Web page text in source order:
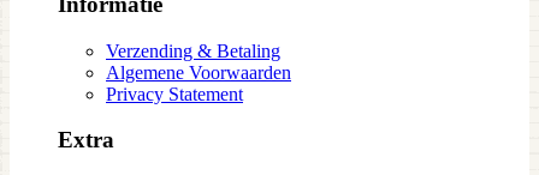
Verzending & Betaling
Algemene Voorwaarden
Privacy Statement
Extra